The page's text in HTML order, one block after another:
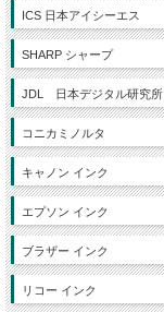
ICS 日本アイシーエス
SHARP シャープ
JDL 日本デジタル研究所
コニカミノルタ
キャノン インク
エプソン インク
ブラザー インク
リコー インク